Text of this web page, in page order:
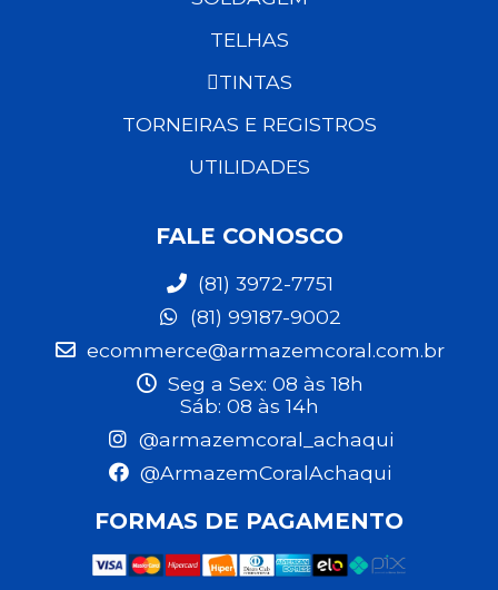
TELHAS
TINTAS
TORNEIRAS E REGISTROS
UTILIDADES
FALE CONOSCO
(81) 3972-7751
(81) 99187-9002
ecommerce@armazemcoral.com.br
Seg a Sex: 08 às 18h
Sáb: 08 às 14h
@armazemcoral_achaqui
@ArmazemCoralAchaqui
FORMAS DE PAGAMENTO